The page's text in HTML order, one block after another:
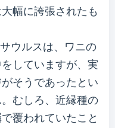
幅に誇張されたも
ウルスは、ワニの
していますが、実
そうであったとい
むしろ、近縁種の
覆われていたこと